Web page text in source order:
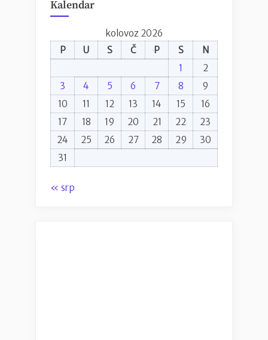
Kalendar
kolovoz 2026
P
U S Č P S
N
1
2
3
4 5 6 7 8
9
10
11 12 13 14 15
16
17
18 19 20 21 22
23
24
25 26 27 28 29
30
31
« srp